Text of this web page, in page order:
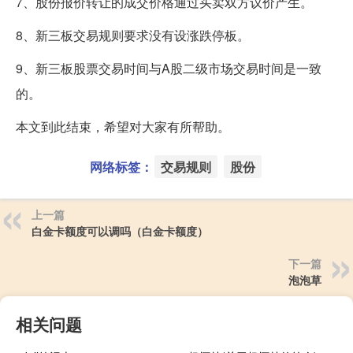
8、新三板交易规则要求没有设涨跌停板。
9、新三板股票交易时间与A股二级市场交易时间是一致
的。
本文到此结束，希望对大家有所帮助。
网络标签： 交易规则 股份
上一篇
白金卡额度可以调吗（白金卡额度）
下一篇
泡泡草
相关问题